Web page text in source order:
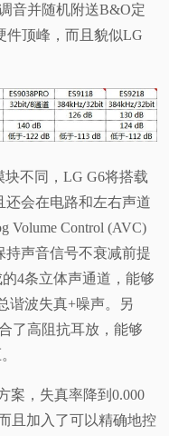
音并随机附送B&O定
件顶峰，而且貌似LG
块不同，LGG6将搭载
还会在电路和左右声道
Volume Control (AVC)
持声音信号不衰减前提
4条立体声通道，能够
谐波失真+噪声。另
了高阻抗耳放，能够
案，失真率降到0.000
且加入了可以精确地控